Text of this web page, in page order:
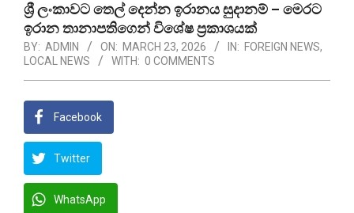
ශ්‍රී ලංකාවට තෙල් දෙන්න ඉරානය සුදානම් – මෙරට
ඉරාන තානාපතිගෙන් විශේෂ ප්‍රකාශයක්
BY: ADMIN ON: MARCH 23, 2026 IN: FOREIGN NEWS,
LOCAL NEWS
WITH: 0 COMMENTS
Facebook
Twitter
WhatsApp